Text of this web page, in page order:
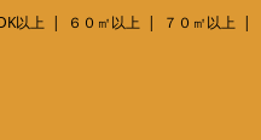
以上 ６０㎡以上 ７０㎡以上